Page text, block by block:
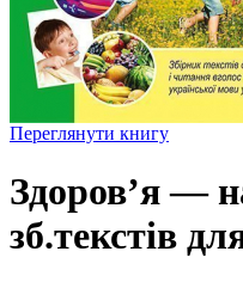
Переглянути книгу
Здоров’я —
зб.текстів